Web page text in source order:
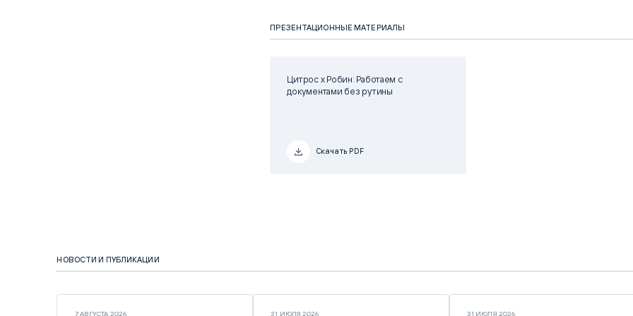
ПРЕЗЕНТАЦИОННЫЕ МАТЕРИАЛЫ
Цитрос х Робин: Работаем с
документами без рутины
документами без рутины
Скачать PDF
НОВОСТИ И ПУБЛИКАЦИИ
7 АВГУСТА 2026 31 ИЮЛЯ 2026 31 ИЮЛЯ 2026